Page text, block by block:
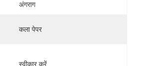
अंगराग
कला पेपर
स्वीकार करें